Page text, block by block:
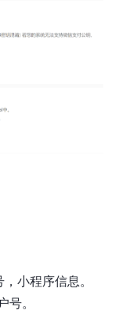
小程序信息。
。